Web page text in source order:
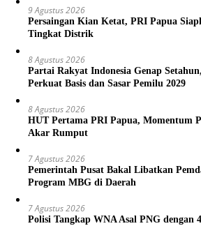
9 Agustus 2026
Persaingan Kian Ketat, PRI Papua
Tingkat Distrik
8 Agustus 2026
Partai Rakyat Indonesia Genap
Perkuat Basis dan Sasar Pemilu 2029
8 Agustus 2026
HUT Pertama PRI Papua, Momentum
Akar Rumput
7 Agustus 2026
Pemerintah Pusat Bakal Libatkan
Program MBG di Daerah
7 Agustus 2026
Polisi Tangkap WNA Asal PNG dengan